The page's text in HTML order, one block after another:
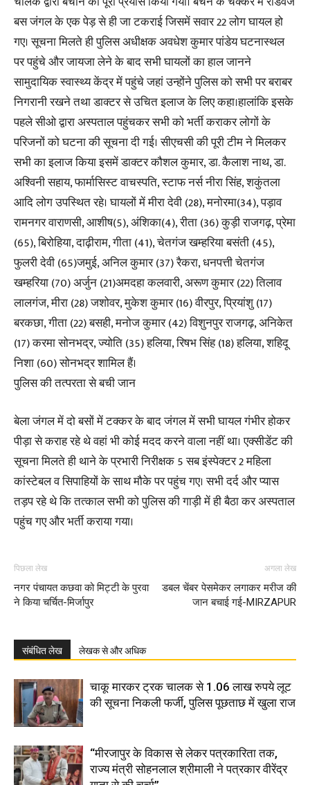
बस जंगल के एक पेड़ से ही जा टकराई जिसमें सवार 22 लोग घायल हो
गए। सूचना मिलते ही पुलिस अधीक्षक अवधेश कुमार पांडेय घटनास्थल
पर पहुंचे और जायजा लेने के बाद सभी घायलों का हाल जानने
सामुदायिक स्वास्थ्य केंद्र में पहुंचे जहां उन्होंने पुलिस को सभी पर बराबर
निगरानी रखने तथा डाक्टर से उचित इलाज के लिए कहा।हालांकि इसके
पहले सीओ द्वारा अस्पताल पहुंचकर सभी को भर्ती कराकर लोगों के
परिजनों को घटना की सूचना दी गई। सीएचसी की पूरी टीम ने मिलकर
सभी का इलाज किया इसमें डाक्टर कौशल कुमार, डा. कैलाश नाथ, डा.
अश्विनी सहाय, फार्मासिस्ट वाचस्पति, स्टाफ नर्स नीरा सिंह, शकुंतला
आदि लोग उपस्थित रहे। घायलों में मीरा देवी (28), मनोरमा(34), पड़ाव
रामनगर वाराणसी, आशीष(5), अंशिका(4), रीता (36) कुड़ी राजगढ़, प्रेमा
(65), बिरोहिया, दाढ़ीराम, गीता (41), चेतगंज खम्हरिया बसंती (45),
फुलरी देवी (65)जमुई, अनिल कुमार (37) रैकरा, धनपत्ती चेतगंज
खम्हरिया (70) अर्जुन (21)अमदहा कलवारी, अरूण कुमार (22) तिलाव
लालगंज, मीरा (28) जशोवर, मुकेश कुमार (16) वीरपुर, प्रियांशु (17)
बरकछा, गीता (22) बसही, मनोज कुमार (42) विशुनपुर राजगढ़, अनिकेत
(17) करमा सोनभद्र, ज्योति (35) हलिया, रिषभ सिंह (18) हलिया, शहिदू
निशा (60) सोनभद्र शामिल हैं।
पुलिस की तत्परता से बची जान
बेला जंगल में दो बसों में टक्कर के बाद जंगल में सभी घायल गंभीर होकर
पीड़ा से कराह रहे थे वहां भी कोई मदद करने वाला नहीं था। एक्सीडेंट की
सूचना मिलते ही थाने के प्रभारी निरीक्षक 5 सब इंस्पेक्टर 2 महिला
कांस्टेबल व सिपाहियों के साथ मौके पर पहुंच गए। सभी दर्द और प्यास
तड़प रहे थे कि तत्काल सभी को पुलिस की गाड़ी में ही बैठा कर अस्पताल
पहुंच गए और भर्ती कराया गया।
पिछला लेख
नगर पंचायत कछवा को मिट्टी के पुरवा
ने किया चर्चित-मिर्जापुर
अगला लेख
डबल चेंबर पेसमेकर लगाकर मरीज की
जान बचाई गई-MIRZAPUR
संबंधित लेख लेखक से और अधिक
चाकू मारकर ट्रक चालक से 1.06 लाख रुपये लूट
की सूचना निकली फर्जी, पुलिस पूछताछ में खुला राज
“मीरजापुर के विकास से लेकर पत्रकारिता तक,
राज्य मंत्री सोहनलाल श्रीमाली ने पत्रकार वीरेंद्र